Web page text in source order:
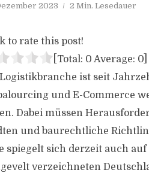
2023 2 Min. Lesedauer
to rate this post!
[Total: 0 Average: 0
ist seit
und E-Commerce
Dabei müssen
und baurechtliche
spiegelt sich derzeit auch
verzeichneten